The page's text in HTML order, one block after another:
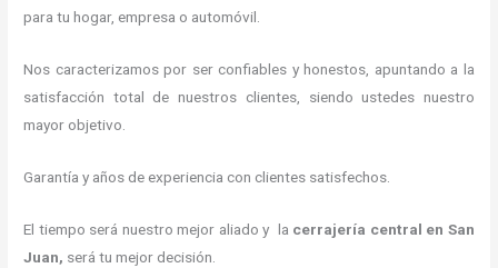
para tu hogar, empresa o automóvil.
Nos caracterizamos por ser confiables y honestos, apuntando a la
satisfacción total de nuestros clientes, siendo ustedes nuestro
mayor objetivo.
Garantía y años de experiencia con clientes satisfechos.
El tiempo será nuestro mejor aliado y la cerrajería central en San
Juan, será tu mejor decisión.